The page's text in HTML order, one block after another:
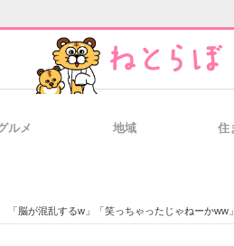
ルメ 地域 住
混乱するw」「笑っちゃったじゃねーかww」「これ